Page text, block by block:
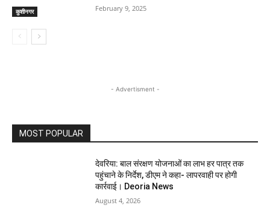
कुशीनगर February 9, 2025
- Advertisment -
MOST POPULAR
देवरिया: बाल संरक्षण योजनाओं का लाभ हर पात्र तक
पहुंचाने के निर्देश, डीएम ने कहा- लापरवाही पर होगी
कार्रवाई। Deoria News
August 4, 2026